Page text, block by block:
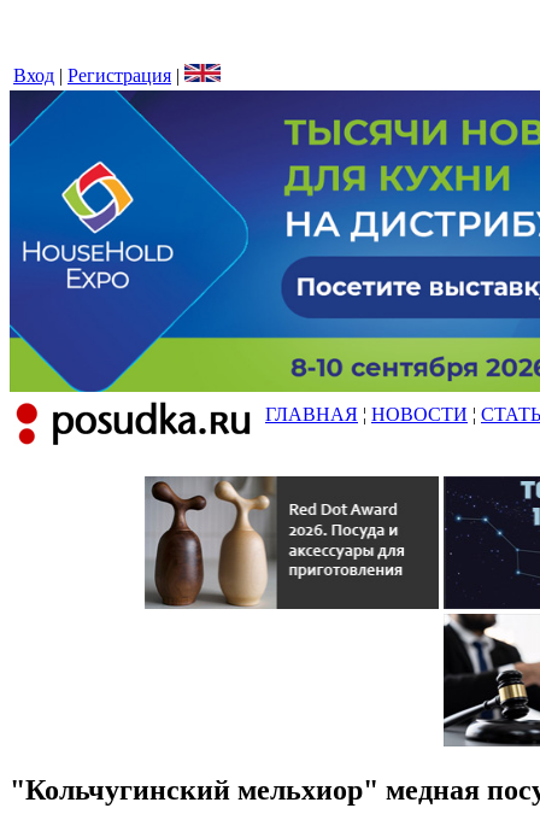
Вход | Регистрация |
ГЛАВНАЯ ¦ НОВОСТИ ¦
"Кольчугинский мельхиор" медная